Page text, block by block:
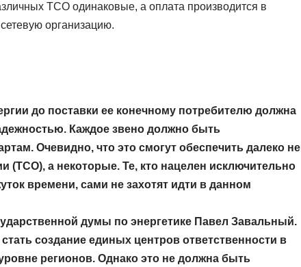
ТСО одинаковые, а оплата производится в
организацию.
до поставки ее конечному потребителю должна
Каждое звено должно быть
Очевидно, что это смогут обеспечить далеко не
(ТСО), а некоторые. Те, кто нацелен исключительно
времени, сами не захотят идти в данном
думы по энергетике Павел Завальный.
создание единых центров ответственности в
регионов. Однако это не должна быть